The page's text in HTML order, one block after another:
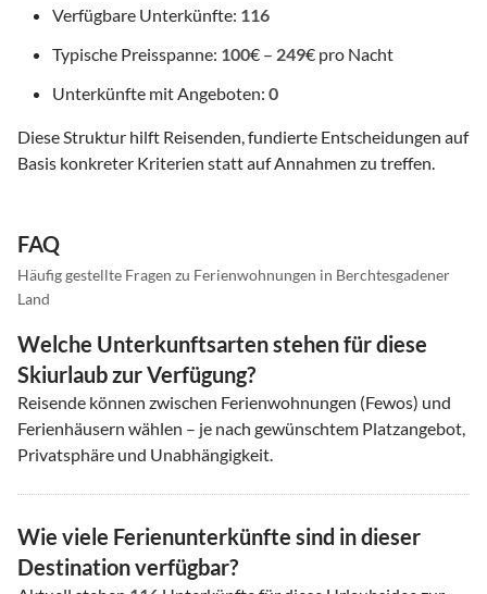
Verfügbare Unterkünfte: 116
Typische Preisspanne: 100€ – 249€ pro Nacht
Unterkünfte mit Angeboten: 0
Diese Struktur hilft Reisenden, fundierte Entscheidungen auf
Basis konkreter Kriterien statt auf Annahmen zu treffen.
FAQ
Häufig gestellte Fragen zu Ferienwohnungen in Berchtesgadener
Land
Welche Unterkunftsarten stehen für diese
Skiurlaub zur Verfügung?
Reisende können zwischen Ferienwohnungen (Fewos) und
Ferienhäusern wählen – je nach gewünschtem Platzangebot,
Privatsphäre und Unabhängigkeit.
Wie viele Ferienunterkünfte sind in dieser
Destination verfügbar?